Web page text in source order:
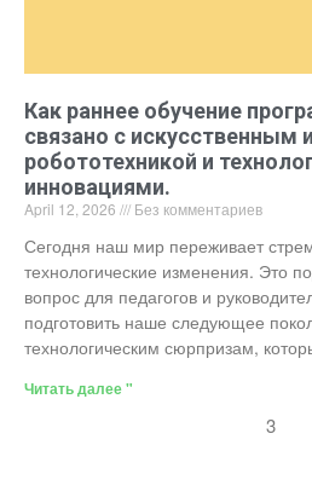
Как раннее обучение
связано с искусственным
робототехникой и
инновациями.
April 12, 2026 Без комментариев
Сегодня наш мир переживает
технологические изменения. Это
вопрос для педагогов и
подготовить наше следующее
технологическим сюрпризам,
Читать далее "
3